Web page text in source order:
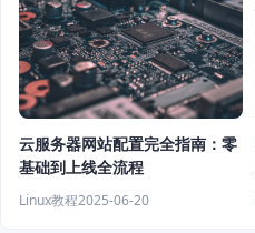
云服务器网站配置完全指南：零
基础到上线全流程
Linux教程2025-06-20